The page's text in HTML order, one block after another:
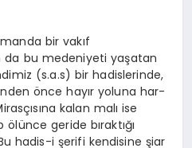
bir vakıf
da bu medeniyeti yaşatan
(s.a.s) bir hadislerinde,
önce hayır yoluna har-
kalan malı ise
geride bıraktığı
hadis-i şerifi kendisine şiar